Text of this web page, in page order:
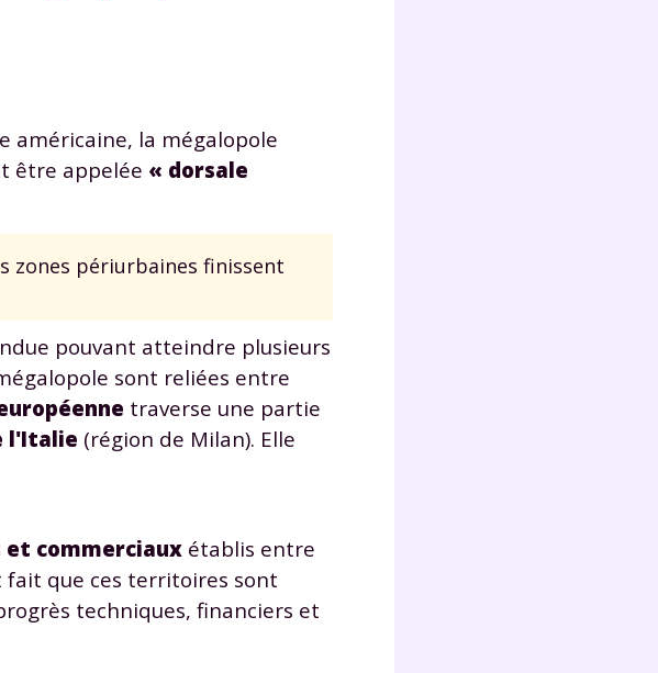
américaine, la mégalopole
être appelée « dorsale
zones périurbaines finissent
pouvant atteindre plusieurs
sont reliées entre
traverse une partie
l'Italie (région de Milan). Elle
et commerciaux établis entre
fait que ces territoires sont
techniques, financiers et
et de
?
24h